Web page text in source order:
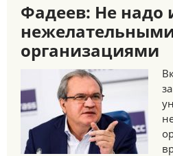
Фадеев: Не надо
организациями